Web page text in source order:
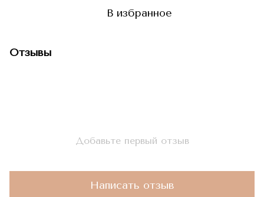
В избранное
Отзывы
Добавьте первый отзыв
Написать отзыв